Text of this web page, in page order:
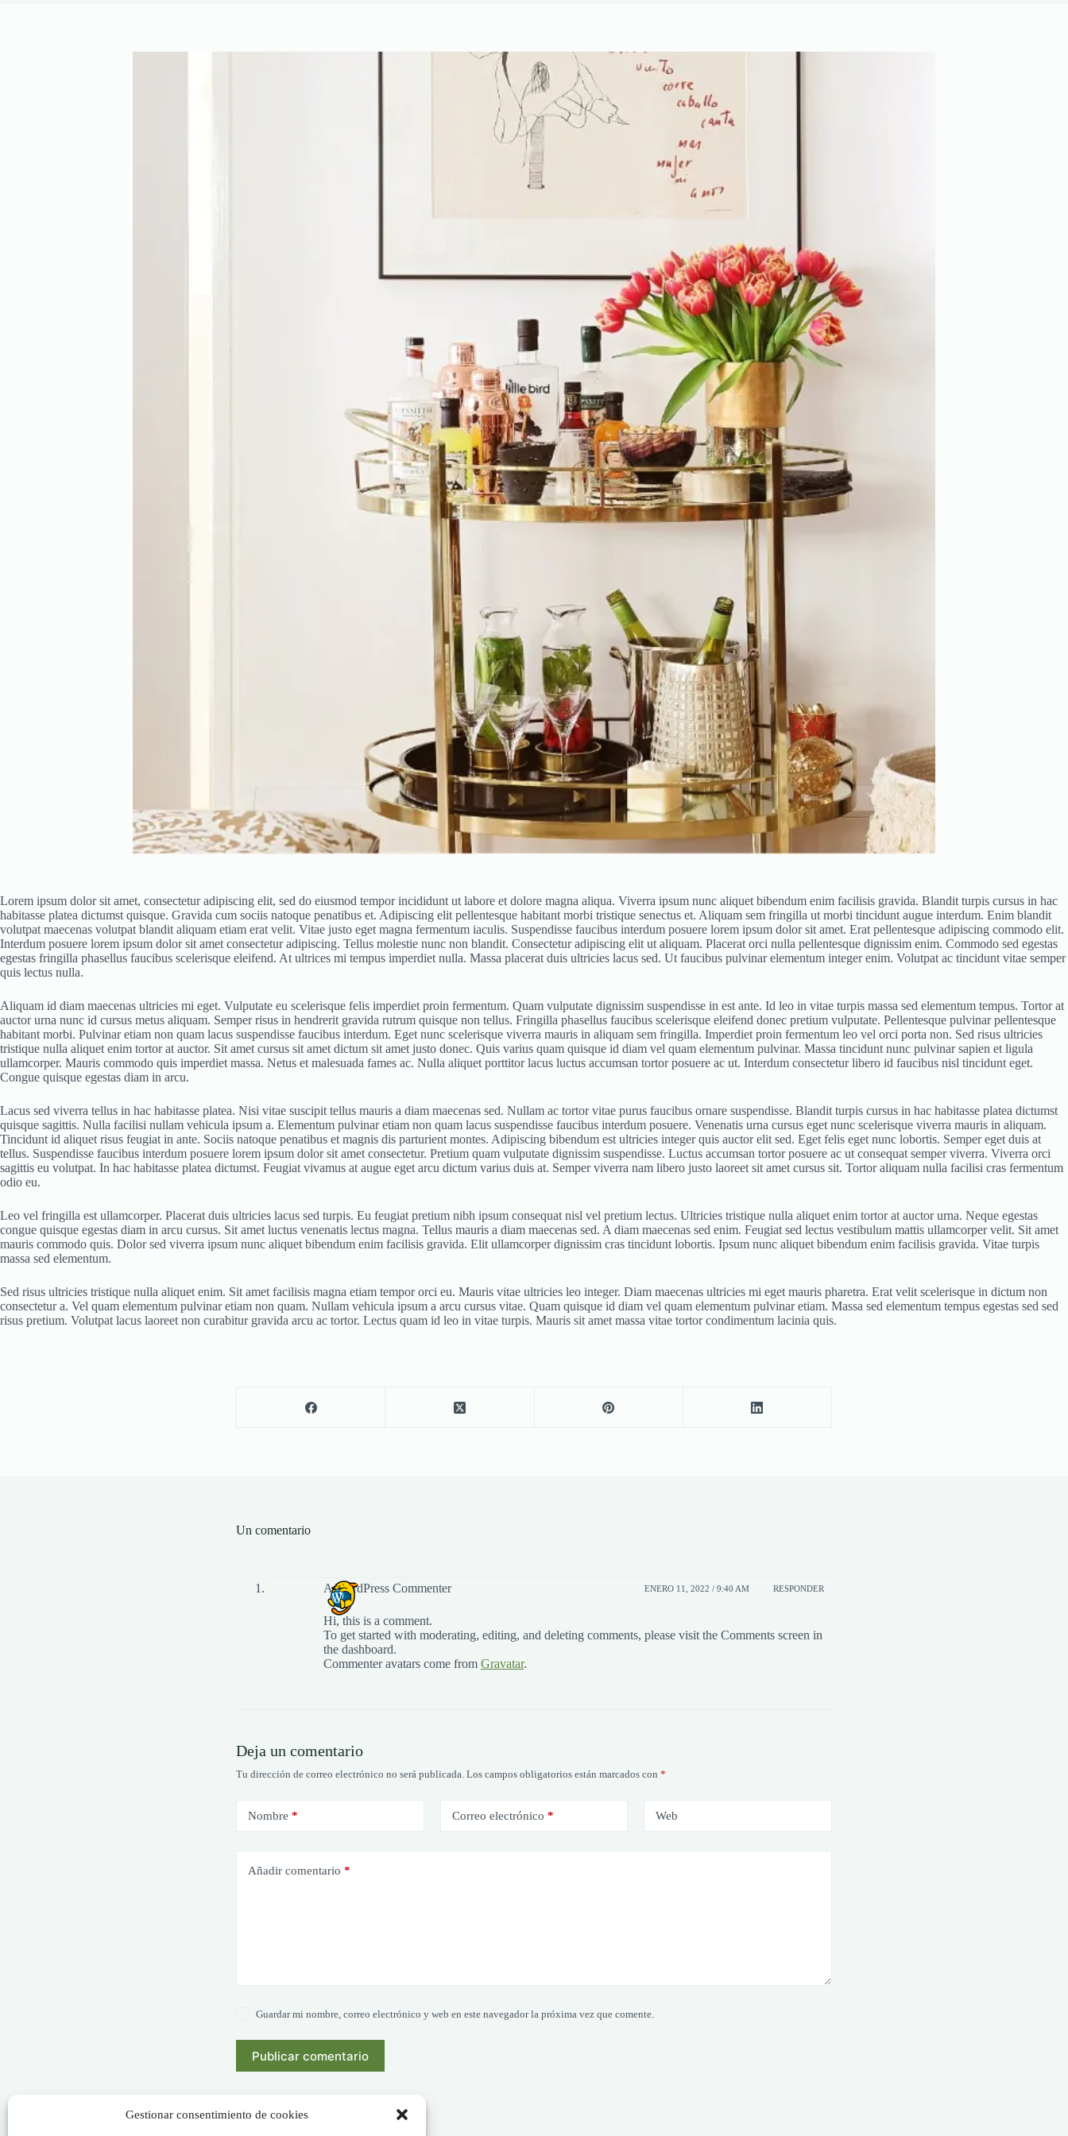
Gestionar consentimiento de cookies
Lorem ipsum dolor sit amet, consectetur adipiscing elit, sed do eiusmod tempor incididunt ut labore et dolore magna aliqua. Viverra ipsum nunc aliquet bibendum enim facilisis gravida. Blandit turpis cursus in hac
habitasse platea dictumst quisque. Gravida cum sociis natoque penatibus et. Adipiscing elit pellentesque habitant morbi tristique senectus et. Aliquam sem fringilla ut morbi tincidunt augue interdum. Enim blandit
volutpat maecenas volutpat blandit aliquam etiam erat velit. Vitae justo eget magna fermentum iaculis. Suspendisse faucibus interdum posuere lorem ipsum dolor sit amet. Erat pellentesque adipiscing commodo elit.
Interdum posuere lorem ipsum dolor sit amet consectetur adipiscing. Tellus molestie nunc non blandit. Consectetur adipiscing elit ut aliquam. Placerat orci nulla pellentesque dignissim enim. Commodo sed egestas
egestas fringilla phasellus faucibus scelerisque eleifend. At ultrices mi tempus imperdiet nulla. Massa placerat duis ultricies lacus sed. Ut faucibus pulvinar elementum integer enim. Volutpat ac tincidunt vitae semper
quis lectus nulla.
Aliquam id diam maecenas ultricies mi eget. Vulputate eu scelerisque felis imperdiet proin fermentum. Quam vulputate dignissim suspendisse in est ante. Id leo in vitae turpis massa sed elementum tempus. Tortor at
auctor urna nunc id cursus metus aliquam. Semper risus in hendrerit gravida rutrum quisque non tellus. Fringilla phasellus faucibus scelerisque eleifend donec pretium vulputate. Pellentesque pulvinar pellentesque
habitant morbi. Pulvinar etiam non quam lacus suspendisse faucibus interdum. Eget nunc scelerisque viverra mauris in aliquam sem fringilla. Imperdiet proin fermentum leo vel orci porta non. Sed risus ultricies
tristique nulla aliquet enim tortor at auctor. Sit amet cursus sit amet dictum sit amet justo donec. Quis varius quam quisque id diam vel quam elementum pulvinar. Massa tincidunt nunc pulvinar sapien et ligula
ullamcorper. Mauris commodo quis imperdiet massa. Netus et malesuada fames ac. Nulla aliquet porttitor lacus luctus accumsan tortor posuere ac ut. Interdum consectetur libero id faucibus nisl tincidunt eget.
Congue quisque egestas diam in arcu.
Lacus sed viverra tellus in hac habitasse platea. Nisi vitae suscipit tellus mauris a diam maecenas sed. Nullam ac tortor vitae purus faucibus ornare suspendisse. Blandit turpis cursus in hac habitasse platea dictumst
quisque sagittis. Nulla facilisi nullam vehicula ipsum a. Elementum pulvinar etiam non quam lacus suspendisse faucibus interdum posuere. Venenatis urna cursus eget nunc scelerisque viverra mauris in aliquam.
Tincidunt id aliquet risus feugiat in ante. Sociis natoque penatibus et magnis dis parturient montes. Adipiscing bibendum est ultricies integer quis auctor elit sed. Eget felis eget nunc lobortis. Semper eget duis at
tellus. Suspendisse faucibus interdum posuere lorem ipsum dolor sit amet consectetur. Pretium quam vulputate dignissim suspendisse. Luctus accumsan tortor posuere ac ut consequat semper viverra. Viverra orci
sagittis eu volutpat. In hac habitasse platea dictumst. Feugiat vivamus at augue eget arcu dictum varius duis at. Semper viverra nam libero justo laoreet sit amet cursus sit. Tortor aliquam nulla facilisi cras fermentum
odio eu.
Leo vel fringilla est ullamcorper. Placerat duis ultricies lacus sed turpis. Eu feugiat pretium nibh ipsum consequat nisl vel pretium lectus. Ultricies tristique nulla aliquet enim tortor at auctor urna. Neque egestas
congue quisque egestas diam in arcu cursus. Sit amet luctus venenatis lectus magna. Tellus mauris a diam maecenas sed. A diam maecenas sed enim. Feugiat sed lectus vestibulum mattis ullamcorper velit. Sit amet
mauris commodo quis. Dolor sed viverra ipsum nunc aliquet bibendum enim facilisis gravida. Elit ullamcorper dignissim cras tincidunt lobortis. Ipsum nunc aliquet bibendum enim facilisis gravida. Vitae turpis
massa sed elementum.
Sed risus ultricies tristique nulla aliquet enim. Sit amet facilisis magna etiam tempor orci eu. Mauris vitae ultricies leo integer. Diam maecenas ultricies mi eget mauris pharetra. Erat velit scelerisque in dictum non
consectetur a. Vel quam elementum pulvinar etiam non quam. Nullam vehicula ipsum a arcu cursus vitae. Quam quisque id diam vel quam elementum pulvinar etiam. Massa sed elementum tempus egestas sed sed
risus pretium. Volutpat lacus laoreet non curabitur gravida arcu ac tortor. Lectus quam id leo in vitae turpis. Mauris sit amet massa vitae tortor condimentum lacinia quis.
Un comentario
A WordPress Commenter ENERO 11, 2022 / 9:40 AM RESPONDER
Hi, this is a comment.
To get started with moderating, editing, and deleting comments, please visit the Comments screen in
the dashboard.
Commenter avatars come from Gravatar.
Deja un comentario
Tu dirección de correo electrónico no será publicada. Los campos obligatorios están marcados con *
Nombre * Correo electrónico * Web
Añadir comentario *
Guardar mi nombre, correo electrónico y web en este navegador la próxima vez que comente.
Publicar comentario